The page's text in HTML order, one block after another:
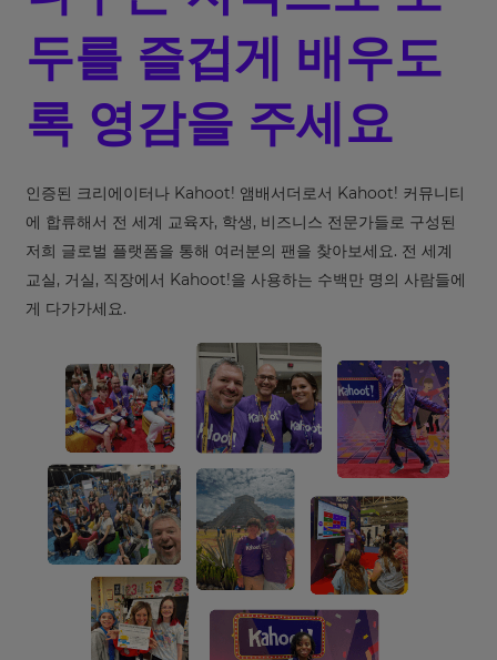
두를 즐겁게 배우도
록 영감을 주세요
인증된 크리에이터나 Kahoot! 앰배서더로서 Kahoot! 커뮤니티
에 합류해서 전 세계 교육자, 학생, 비즈니스 전문가들로 구성된
저희 글로벌 플랫폼을 통해 여러분의 팬을 찾아보세요. 전 세계
교실, 거실, 직장에서 Kahoot!을 사용하는 수백만 명의 사람들에
게 다가가세요.